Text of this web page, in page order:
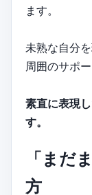
ます。
未熟な自分を
周囲のサポ
素直に表現
す。
「まだ
方